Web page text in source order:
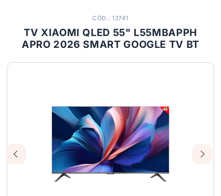
CÓD.: 12741
TV XIAOMI QLED 55" L55MBAPPH
APRO 2026 SMART GOOGLE TV BT
Previous Next